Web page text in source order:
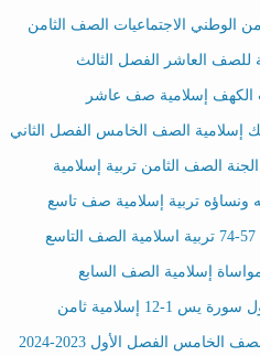
الوطني الاجتماعيات الصف الثامن
للصف العاشر الفصل الثالث
إسلامية صف عاشر
الصف الخامس الفصل الثاني
الصف الثامن تربية إسلامية
تربية إسلامية صف تاسع
إسلامية الصف السابع
إسلامية ثامن
الفصل الأول 2023-2024